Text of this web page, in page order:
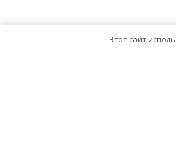
Этот сайт